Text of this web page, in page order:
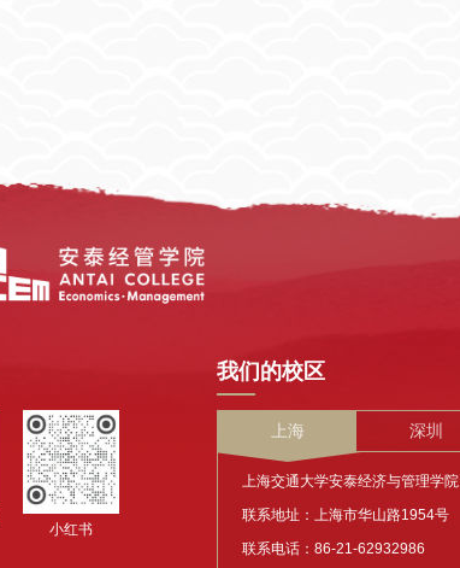
小红书
我们的校区
上海 深圳
上海交通大学安泰经济与管理学院
联系地址：上海市华山路1954号
联系电话：86-21-62932986